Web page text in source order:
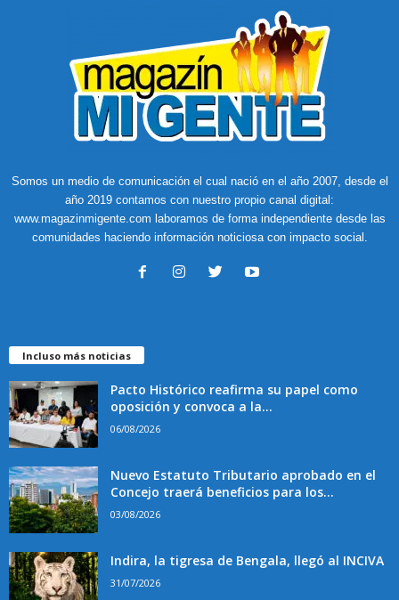
Somos un medio de comunicación el cual nació en el año 2007, desde el
año 2019 contamos con nuestro propio canal digital:
www.magazinmigente.com laboramos de forma independiente desde las
comunidades haciendo información noticiosa con impacto social.
Incluso más noticias
Pacto Histórico reafirma su papel como
oposición y convoca a la...
06/08/2026
Nuevo Estatuto Tributario aprobado en el
Concejo traerá beneficios para los...
03/08/2026
Indira, la tigresa de Bengala, llegó al INCIVA
31/07/2026